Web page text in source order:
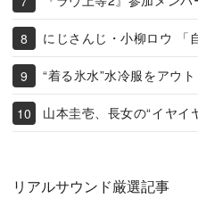
にじさんじ・小柳ロウ 「
“着る氷水”水冷服をアウ
山本圭壱、長女の“イヤイ
リアルサウンド厳選記事